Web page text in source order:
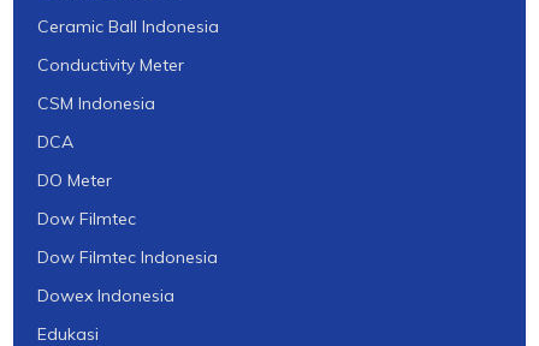
Ceramic Ball Indonesia
Conductivity Meter
CSM Indonesia
DCA
DO Meter
Dow Filmtec
Dow Filmtec Indonesia
Dowex Indonesia
Edukasi